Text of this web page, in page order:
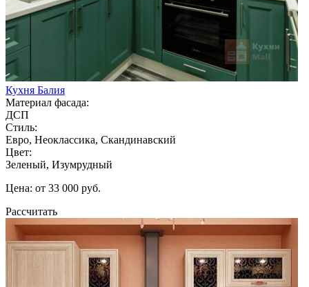
Кухня Балия
Материал фасада:
ДСП
Стиль:
Евро, Неоклассика, Скандинавский
Цвет:
Зеленый, Изумрудный
Цена: от 33 000 руб.
Рассчитать